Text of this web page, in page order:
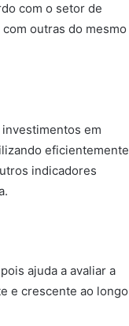
com o setor de
outras do mesmo
em
eficientemente
indicadores
ajuda a avaliar a
e crescente ao longo